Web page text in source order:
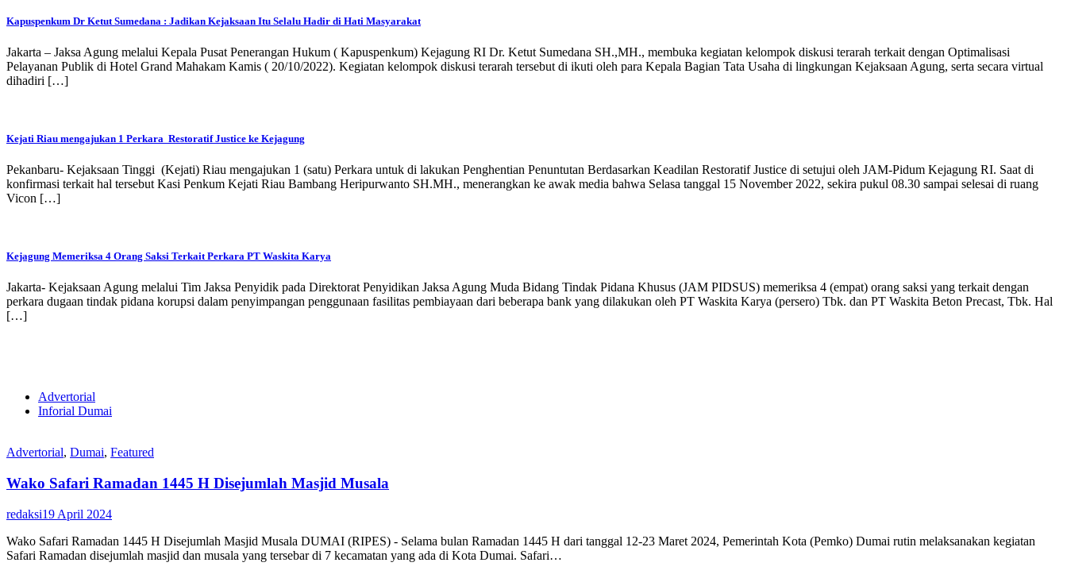
Kapuspenkum Dr Ketut Sumedana : Jadikan Kejaksaan Itu Selalu Hadir di Hati Masyarakat
Jakarta – Jaksa Agung melalui Kepala Pusat Penerangan Hukum ( Kapuspenkum) Kejagung RI Dr. Ketut Sumedana SH.,MH., membuka kegiatan kelompok diskusi terarah terkait dengan Optimalisasi
Pelayanan Publik di Hotel Grand Mahakam Kamis ( 20/10/2022). Kegiatan kelompok diskusi terarah tersebut di ikuti oleh para Kepala Bagian Tata Usaha di lingkungan Kejaksaan Agung, serta secara virtual
dihadiri […]
Kejati Riau mengajukan 1 Perkara Restoratif Justice ke Kejagung
Pekanbaru- Kejaksaan Tinggi (Kejati) Riau mengajukan 1 (satu) Perkara untuk di lakukan Penghentian Penuntutan Berdasarkan Keadilan Restoratif Justice di setujui oleh JAM-Pidum Kejagung RI. Saat di
konfirmasi terkait hal tersebut Kasi Penkum Kejati Riau Bambang Heripurwanto SH.MH., menerangkan ke awak media bahwa Selasa tanggal 15 November 2022, sekira pukul 08.30 sampai selesai di ruang
Vicon […]
Kejagung Memeriksa 4 Orang Saksi Terkait Perkara PT Waskita Karya
Jakarta- Kejaksaan Agung melalui Tim Jaksa Penyidik pada Direktorat Penyidikan Jaksa Agung Muda Bidang Tindak Pidana Khusus (JAM PIDSUS) memeriksa 4 (empat) orang saksi yang terkait dengan
perkara dugaan tindak pidana korupsi dalam penyimpangan penggunaan fasilitas pembiayaan dari beberapa bank yang dilakukan oleh PT Waskita Karya (persero) Tbk. dan PT Waskita Beton Precast, Tbk. Hal
[…]
Advertorial
Inforial Dumai
Advertorial, Dumai, Featured
Wako Safari Ramadan 1445 H Disejumlah Masjid Musala
redaksi19 April 2024
Wako Safari Ramadan 1445 H Disejumlah Masjid Musala DUMAI (RIPES) - Selama bulan Ramadan 1445 H dari tanggal 12-23 Maret 2024, Pemerintah Kota (Pemko) Dumai rutin melaksanakan kegiatan
Safari Ramadan disejumlah masjid dan musala yang tersebar di 7 kecamatan yang ada di Kota Dumai. Safari…